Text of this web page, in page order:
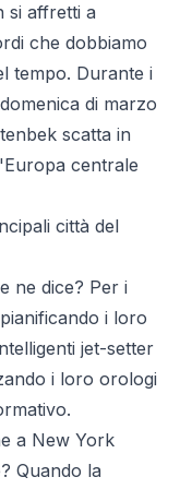
si affretti a
che dobbiamo
tempo. Durante i
di marzo
scatta in
centrale
città del
ne dice? Per i
i loro
jet-setter
i loro orologi
a New York
Quando la